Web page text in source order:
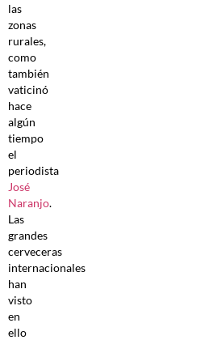
las
zonas
rurales,
como
también
vaticinó
hace
algún
tiempo
el
periodista
José
Naranjo.
Las
grandes
cerveceras
internacionales
han
visto
en
ello